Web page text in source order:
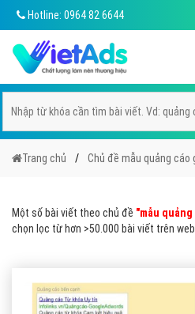
Hotline: 0964 82 6644
Trang chủ Chủ đề mẫu quảng cáo
Một số bài viết theo chủ đề "mẫu
chọn lọc từ hơn >50.000 bài viết trên